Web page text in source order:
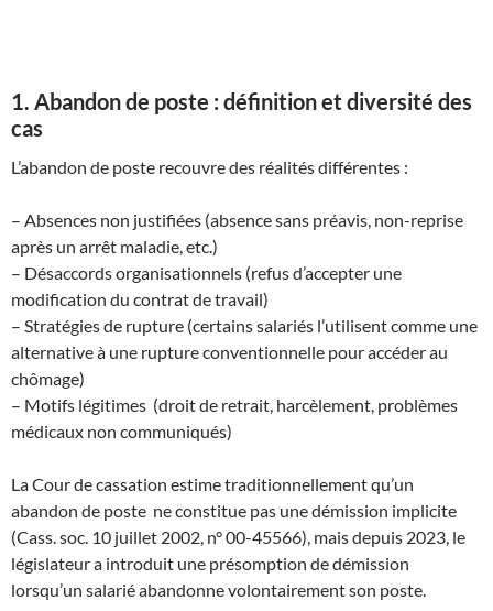
1. Abandon de poste : définition et diversité des
cas
L’abandon de poste recouvre des réalités différentes :
– Absences non justifiées (absence sans préavis, non-reprise
après un arrêt maladie, etc.)
– Désaccords organisationnels (refus d’accepter une
modification du contrat de travail)
– Stratégies de rupture (certains salariés l’utilisent comme une
alternative à une rupture conventionnelle pour accéder au
chômage)
– Motifs légitimes (droit de retrait, harcèlement, problèmes
médicaux non communiqués)
La Cour de cassation estime traditionnellement qu’un
abandon de poste ne constitue pas une démission implicite
(Cass. soc. 10 juillet 2002, n° 00-45566), mais depuis 2023, le
législateur a introduit une présomption de démission
lorsqu’un salarié abandonne volontairement son poste.